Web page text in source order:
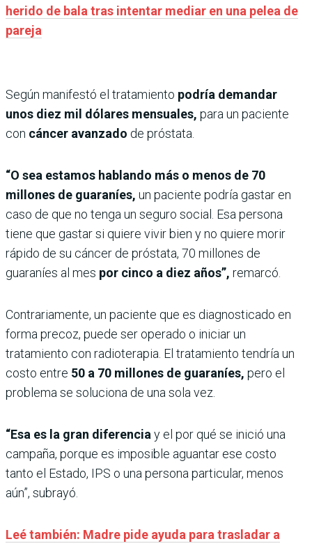
herido de bala tras intentar mediar en una pelea de
pareja
Según manifestó el tratamiento podría demandar
unos diez mil dólares mensuales, para un paciente
con cáncer avanzado de próstata.
“O sea estamos hablando más o menos de 70
millones de guaraníes, un paciente podría gastar en
caso de que no tenga un seguro social. Esa persona
tiene que gastar si quiere vivir bien y no quiere morir
rápido de su cáncer de próstata, 70 millones de
guaraníes al mes por cinco a diez años”, remarcó.
Contrariamente, un paciente que es diagnosticado en
forma precoz, puede ser operado o iniciar un
tratamiento con radioterapia. El tratamiento tendría un
costo entre 50 a 70 millones de guaraníes, pero el
problema se soluciona de una sola vez.
“Esa es la gran diferencia y el por qué se inició una
campaña, porque es imposible aguantar ese costo
tanto el Estado, IPS o una persona particular, menos
aún”, subrayó.
Leé también: Madre pide ayuda para trasladar a